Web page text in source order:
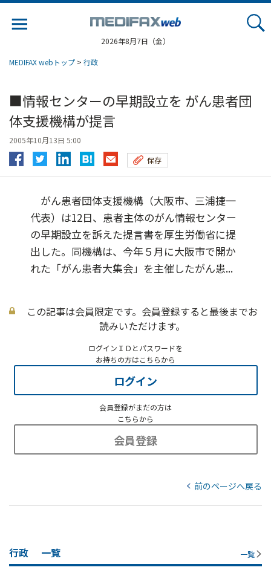
2026年8月7日（金）
MEDIFAX webトップ > 行政
■情報センターの早期設立を がん患者団
体支援機構が提言
2005年10月13日 5:00
保存
がん患者団体支援機構（大阪市、三浦捷一
代表）は12日、患者主体のがん情報センター
の早期設立を訴えた提言書を厚生労働省に提
出した。同機構は、今年５月に大阪市で開か
れた「がん患者大集会」を主催したがん患...
この記事は会員限定です。会員登録すると最後までお
読みいただけます。
ログインＩＤとパスワードを
お持ちの方はこちらから
ログイン
会員登録がまだの方は
こちらから
会員登録
前のページへ戻る
行政 一覧 一覧